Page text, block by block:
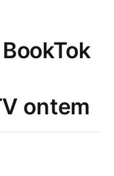
ontem